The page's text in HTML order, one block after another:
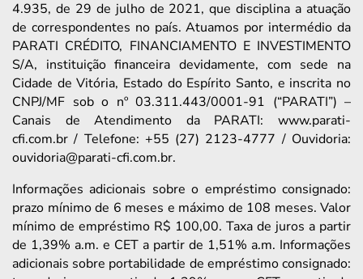
4.935, de 29 de julho de 2021, que disciplina a atuação
de correspondentes no país. Atuamos por intermédio da
PARATI CRÉDITO, FINANCIAMENTO E INVESTIMENTO
S/A, instituição financeira devidamente, com sede na
Cidade de Vitória, Estado do Espírito Santo, e inscrita no
CNPJ/MF sob o nº 03.311.443/0001-91 (“PARATI”) –
Canais de Atendimento da PARATI: www.parati-
cfi.com.br / Telefone: +55 (27) 2123-4777 / Ouvidoria:
ouvidoria@parati-cfi.com.br.
Informações adicionais sobre o empréstimo consignado:
prazo mínimo de 6 meses e máximo de 108 meses. Valor
mínimo de empréstimo R$ 100,00. Taxa de juros a partir
de 1,39% a.m. e CET a partir de 1,51% a.m. Informações
adicionais sobre portabilidade de empréstimo consignado: